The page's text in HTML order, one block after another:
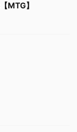
MTG】